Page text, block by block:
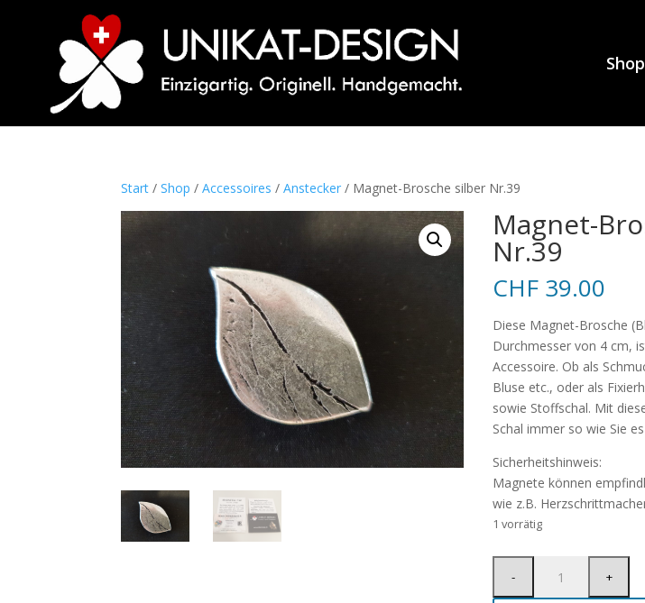
Shop
Start /Shop /Accessoires /Anstecker / Magnet-Brosche silber Nr.39
Magnet-
Nr.39
CHF 39.00
Diese Magnet-Brosche
Durchmesser von 4 cm,
Accessoire. Ob als
Bluse etc., oder als
sowie Stoffschal. Mit
Schal immer so wie Sie
Sicherheitshinweis:
Magnete können
wie z.B.
1 vorrätig